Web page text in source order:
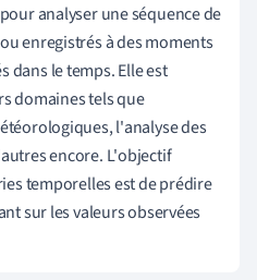
analyser une séquence de
enregistrés à des moments
dans le temps. Elle est
domaines tels que
l'analyse des
encore. L'objectif
temporelles est de prédire
sur les valeurs observées